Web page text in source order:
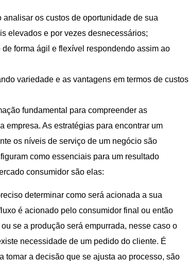
os custos de oportunidade de sua
elevados e por vezes desnecessários;
forma ágil e flexível respondendo assim ao
variedade e as vantagens em termos de custos
fundamental para compreender as
empresa. As estratégias para encontrar um
os níveis de serviço de um negócio são
como essenciais para um resultado
consumidor são elas:
determinar como será acionada a sua
é acionado pelo consumidor final ou então
se a produção será empurrada, nesse caso o
necessidade de um pedido do cliente. É
tomar a decisão que se ajusta ao processo, são